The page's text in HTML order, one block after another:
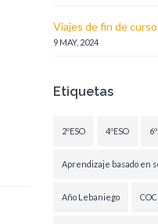
Viajes de fin de curso
9 MAY, 2024
Etiquetas
2ºESO 4ºESO
Aprendizaje basado en
Año Lebaniego